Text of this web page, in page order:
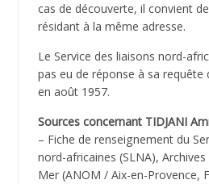
cas de découverte, il convient
résidant à la même adresse.
Le Service des liaisons nord-
pas eu de réponse à sa requête
en août 1957.
Sources concernant TIDJANI
– Fiche de renseignement du
nord-africaines (SLNA),
Mer (ANOM / Aix-en-Provence,